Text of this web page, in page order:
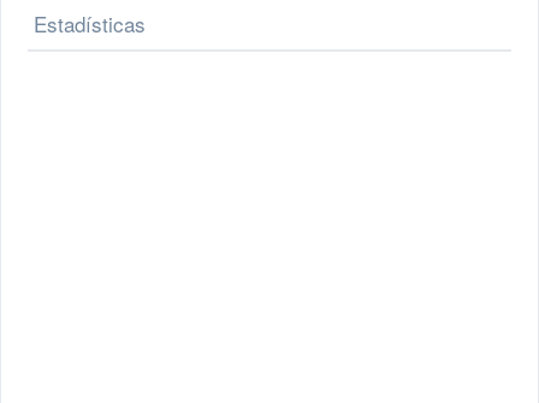
Estadísticas